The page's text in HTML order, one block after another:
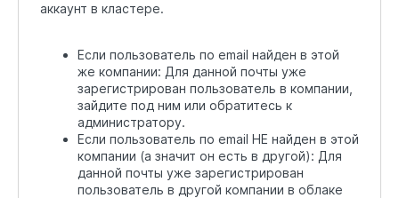
аккаунт в кластере.
Если пользователь по email найден в этой
же компании: Для данной почты уже
зарегистрирован пользователь в компании,
зайдите под ним или обратитесь к
администратору.
Если пользователь по email НЕ найден в этой
компании (а значит он есть в другой): Для
данной почты уже зарегистрирован
пользователь в другой компании в облаке